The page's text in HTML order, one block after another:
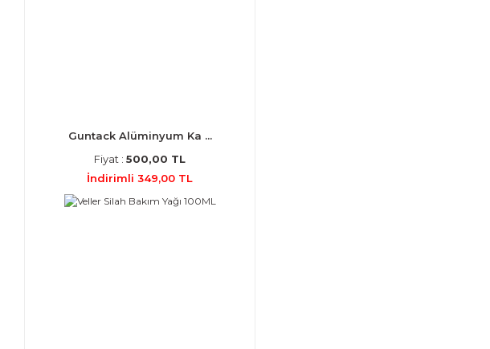
Guntack Alüminyum Ka ...
Fiyat : 500,00 TL
İndirimli 349,00 TL